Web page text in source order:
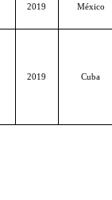
2019 México
2019 Cuba